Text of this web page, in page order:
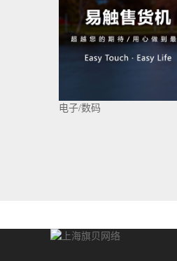
电子/数码